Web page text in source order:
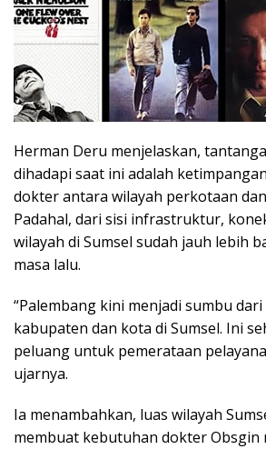
Herman Deru menjelaskan,
dihadapi saat ini adalah
dokter antara wilayah perkotaan
Padahal, dari sisi infrastruktur,
wilayah di Sumsel sudah jauh lebih
masa lalu.
“Palembang kini menjadi sumbu
kabupaten dan kota di Sumsel. Ini
peluang untuk pemerataan
ujarnya.
Ia menambahkan, luas wilayah
membuat kebutuhan dokter Obsgin